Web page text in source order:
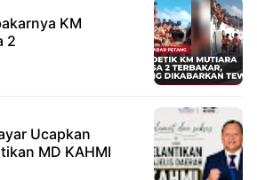
KM
2
Ucapkan
MD KAHMI